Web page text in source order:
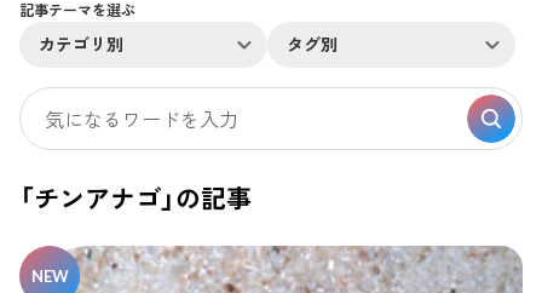
記事テーマを選ぶ
カテゴリ別 タグ別
「チンアナゴ」の記事